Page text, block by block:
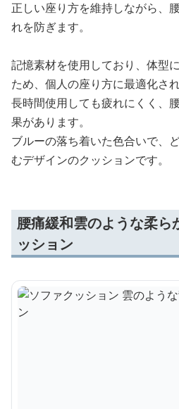
正しい座り方を維持しながら、
れを防ぎます。
記憶素材を使用しており、体型
ため、個人の座り方に最適化され
長時間使用しても疲れにくく、
果があります。
ブルーの落ち着いた色合いで、
むデザインのクッションです。
腰痛緩和雲のような柔ら
ッション